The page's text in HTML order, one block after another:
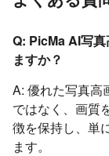
Q: PicMa AI写
ますか？
A: 優れた写真高
ではなく、画質
徴を保持し、単
ます。